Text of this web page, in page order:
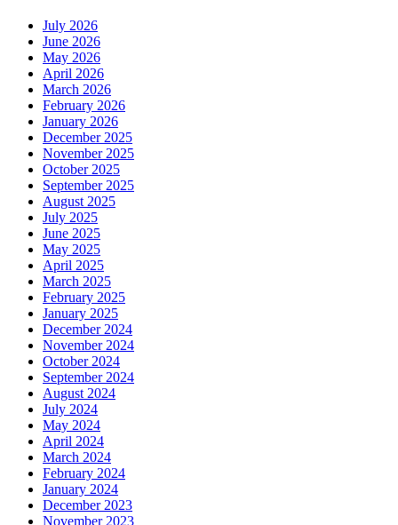
July 2026
June 2026
May 2026
April 2026
March 2026
February 2026
January 2026
December 2025
November 2025
October 2025
September 2025
August 2025
July 2025
June 2025
May 2025
April 2025
March 2025
February 2025
January 2025
December 2024
November 2024
October 2024
September 2024
August 2024
July 2024
May 2024
April 2024
March 2024
February 2024
January 2024
December 2023
November 2023